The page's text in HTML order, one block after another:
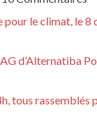
pour le climat, le 8
d’Alternatiba
tous rassemblés